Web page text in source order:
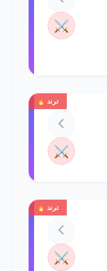
⚔️
ترند 🔥
⚔️
ترند 🔥
⚔️